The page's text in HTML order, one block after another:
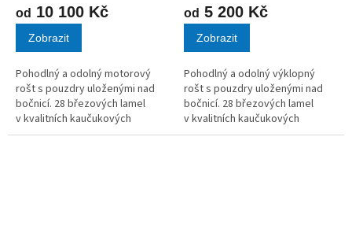
od 10 100 Kč
Zobrazit
Pohodlný a odolný motorový
rošt s pouzdry uloženými nad
bočnicí. 28 březových lamel
v kvalitních kaučukových
pouzdrech. Celková výška roštu
od 5 200 Kč
Zobrazit
Pohodlný a odolný výklopný
rošt s pouzdry uloženými nad
bočnicí. 28 březových lamel
v kvalitních kaučukových
pouzdrech.